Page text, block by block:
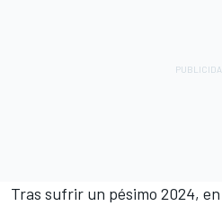
Tras sufrir un pésimo 2024,